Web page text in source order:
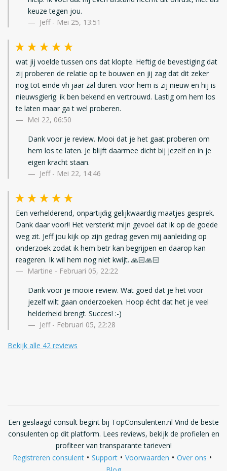
keuze tegen jou.
Jeff - Mei 25, 13:51
wat jij voelde tussen ons dat klopte. Heftig de bevestiging dat
zij proberen de relatie op te bouwen en jij zag dat dit zeker
nog tot einde vh jaar zal duren. voor hem is zij nieuw en hij is
nieuwsgierig. ik ben bekend en vertrouwd. Lastig om hem los
te laten maar ga t wel proberen.
Mei 22, 06:50
Dank voor je review. Mooi dat je het gaat proberen om
hem los te laten. Je blijft daarmee dicht bij jezelf en in je
eigen kracht staan.
Jeff - Mei 22, 14:46
Een verhelderend, onpartijdig gelijkwaardig maatjes gesprek.
Dank daar voor!! Het versterkt mijn gevoel dat ik op de goede
weg zit. Jeff jou kijk op zijn gedrag geven mij aanleiding op
onderzoek zodat ik hem betr kan begrijpen en daarop kan
reageren. Ik wil hem nog niet kwijt. 🙏🏻🙏🏻
Martine - Februari 05, 22:22
Dank voor je mooie review. Wat goed dat je het voor
jezelf wilt gaan onderzoeken. Hoop écht dat het je veel
helderheid brengt. Succes! :-)
Jeff - Februari 05, 22:28
Bekijk alle 42 reviews
Een geslaagd consult begint bij TopConsulenten.nl Vind de beste
consulenten op dit platform. Lees reviews, bekijk de profielen en
profiteer van transparante tarieven!
Registreren consulent • Support • Voorwaarden • Over ons •